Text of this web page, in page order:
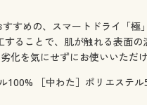
めの、スマートドライ「
ることで、肌が触れる表面
化を気にせずにお使いいただけ
［中わた］ポリエステ